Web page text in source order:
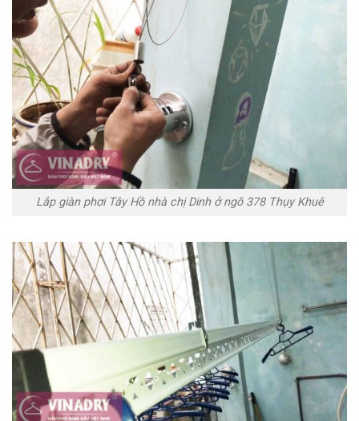
Lắp giàn phơi Tây Hồ nhà chị Dinh ở ngõ 378 Thụy Khuê